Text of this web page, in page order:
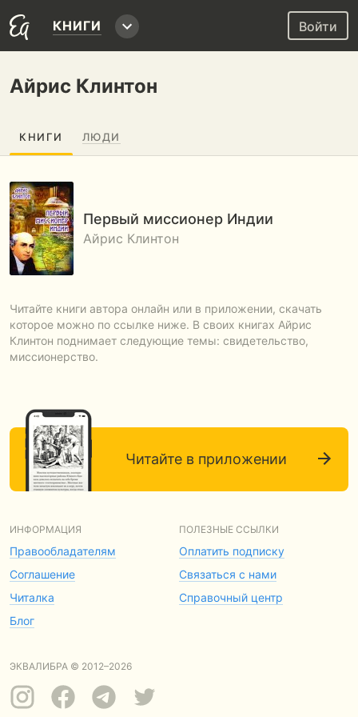
КНИГИ Войти
Айрис Клинтон
КНИГИ ЛЮДИ
Первый миссионер Индии
Айрис Клинтон
Читайте книги автора онлайн или в приложении, скачать
которое можно по ссылке ниже. В своих книгах Айрис
Клинтон поднимает следующие темы: свидетельство,
миссионерство.
Читайте в приложении
ИНФОРМАЦИЯ
Правообладателям
Соглашение
Читалка
Блог
ПОЛЕЗНЫЕ ССЫЛКИ
Оплатить подписку
Связаться с нами
Справочный центр
ЭКВАЛИБРА © 2012–2026